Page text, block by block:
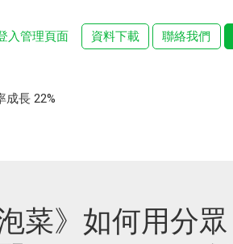
入管理頁面 資料下載 聯絡我們
成長 22%
菜》如何用分眾